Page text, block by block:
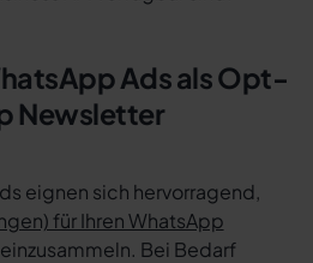
Ads als Opt-
Newsletter
eignen sich hervorragend,
für Ihren WhatsApp
Bei Bedarf